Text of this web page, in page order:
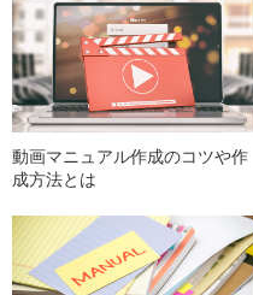
動画マニュアル作成のコツや作
成方法とは